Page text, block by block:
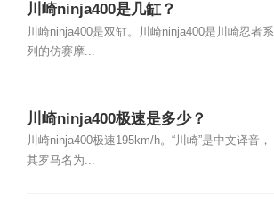
川崎ninja400是几缸？
川崎ninja400是双缸。川崎ninja400是川崎忍者系
列的仿赛摩...
川崎ninja400极速是多少？
川崎ninja400极速195km/h。“川崎”是中文译音，
其罗马名为...